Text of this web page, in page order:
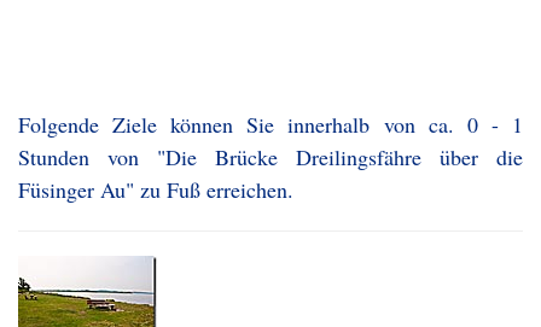
Folgende Ziele können Sie innerhalb von ca. 0 - 1
Stunden von "Die Brücke Dreilingsfähre über die
Füsinger Au" zu Fuß erreichen.